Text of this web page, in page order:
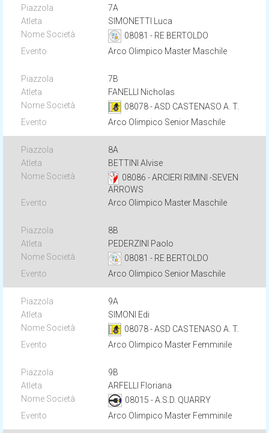
7A
SIMONETTI Luca
08081 - RE BERTOLDO
Arco Olimpico Master Maschile
7B
FANELLI Nicholas
08078 - ASD CASTENASO A. T.
Arco Olimpico Senior Maschile
8A
BETTINI Alvise
08086 - ARCIERI RIMINI -SEVEN
ARROWS
Arco Olimpico Master Maschile
8B
PEDERZINI Paolo
08081 - RE BERTOLDO
Arco Olimpico Senior Maschile
9A
SIMONI Edi
08078 - ASD CASTENASO A. T.
Arco Olimpico Master Femminile
9B
ARFELLI Floriana
08015 - A.S.D. QUARRY
Arco Olimpico Master Femminile